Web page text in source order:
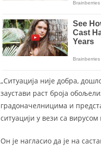
„Ситуација није добра,
заустави раст броја
градоначелницима и
ситуацији у вези са вирусом
Он је нагласио да је на